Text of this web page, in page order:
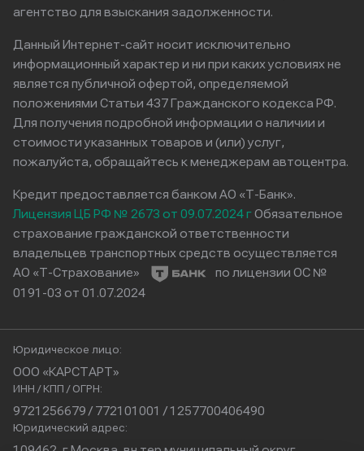
агентство для взыскания задолженности.
Данный Интернет-сайт носит исключительно
информационный характер и ни при каких условиях не
является публичной офертой, определяемой
положениями Статьи 437 Гражданского кодекса РФ.
Для получения подробной информации о наличии и
стоимости указанных товаров и (или) услуг,
пожалуйста, обращайтесь к менеджерам автоцентра.
Кредит предоставляется банком АО «Т-Банк».
Лицензия ЦБ РФ № 2673 от 09.07.2024 гОбязательное
страхование гражданской ответственности
владельцев транспортных средств осуществляется
АО «Т-Страхование»
по лицензии ОС №
0191-03 от 01.07.2024
Юридическое лицо:
ООО «КАРСТАРТ»
ИНН / КПП / ОГРН:
9721256679 / 772101001 / 1257700406490
Юридический адрес: